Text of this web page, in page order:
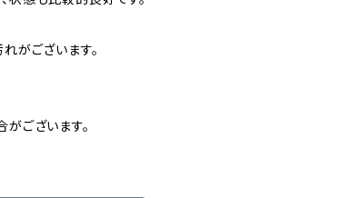
がございます。
ございます。